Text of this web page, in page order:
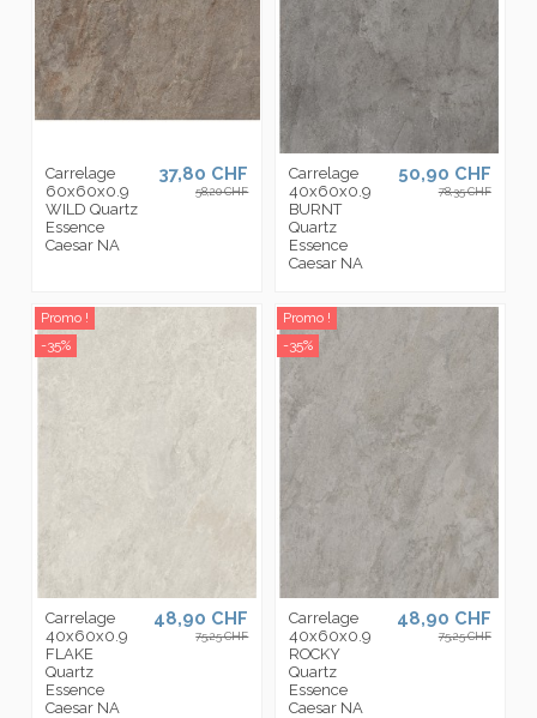
Carrelage
60x60x0.9
WILD Quartz
Essence
Caesar NA
37,80 CHF
58,20 CHF
Carrelage
40x60x0.9
BURNT
Quartz
Essence
Caesar NA
50,90 CHF
78,35 CHF
Promo !
-35%
Carrelage
40x60x0.9
FLAKE
Quartz
Essence
Caesar NA
48,90 CHF
75,25 CHF
Promo !
-35%
Carrelage
40x60x0.9
ROCKY
Quartz
Essence
Caesar NA
48,90 CHF
75,25 CHF